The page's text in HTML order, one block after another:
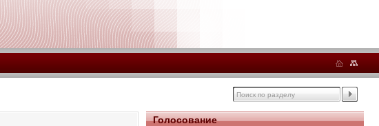
Голосование